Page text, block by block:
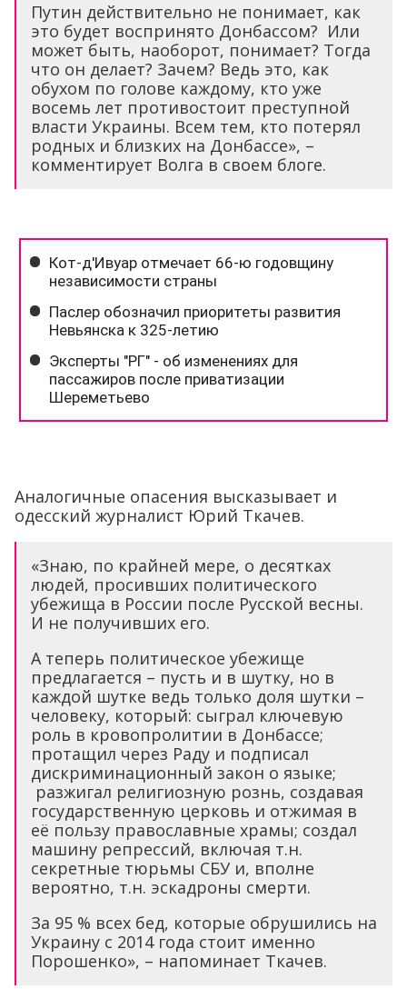
Путин действительно не понимает, как
это будет воспринято Донбассом? Или
может быть, наоборот, понимает? Тогда
что он делает? Зачем? Ведь это, как
обухом по голове каждому, кто уже
восемь лет противостоит преступной
власти Украины. Всем тем, кто потерял
родных и близких на Донбассе», –
комментирует Волга в своем блоге.
Аналогичные опасения высказывает и
одесский журналист Юрий Ткачев.
«Знаю, по крайней мере, о десятках
людей, просивших политического
убежища в России после Русской весны.
И не получивших его.
А теперь политическое убежище
предлагается – пусть и в шутку, но в
каждой шутке ведь только доля шутки –
человеку, который: сыграл ключевую
роль в кровопролитии в Донбассе;
протащил через Раду и подписал
дискриминационный закон о языке;
разжигал религиозную рознь, создавая
государственную церковь и отжимая в
её пользу православные храмы; создал
машину репрессий, включая т.н.
секретные тюрьмы СБУ и, вполне
вероятно, т.н. эскадроны смерти.
За 95 % всех бед, которые обрушились на
Украину с 2014 года стоит именно
Порошенко», – напоминает Ткачев.